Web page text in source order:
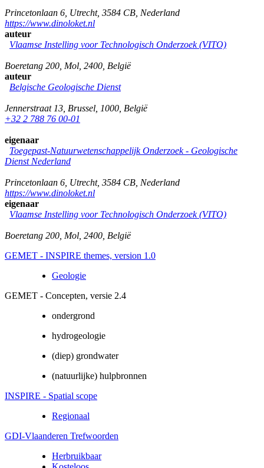
Princetonlaan 6 Utrecht, 3584 CB Nederland
https://www.dinoloket.nl
auteur
Vlaamse Instelling voor Technologisch Onderzoek (VITO)
Boeretang 200 Mol 2400 België
auteur
Belgische Geologische Dienst
Jennerstraat 13 Brussel 1000 België
+32 2 788 76 00-01
eigenaar
Toegepast-Natuurwetenschappelijk Onderzoek - Geologische
Dienst Nederland
Princetonlaan 6 Utrecht, 3584 CB Nederland
https://www.dinoloket.nl
eigenaar
Vlaamse Instelling voor Technologisch Onderzoek (VITO)
Boeretang 200 Mol 2400 België
GEMET - INSPIRE themes, version 1.0
Geologie
GEMET - Concepten, versie 2.4
ondergrond
hydrogeologie
(diep) grondwater
(natuurlijke) hulpbronnen
INSPIRE - Spatial scope
Regionaal
GDI-Vlaanderen Trefwoorden
Herbruikbaar